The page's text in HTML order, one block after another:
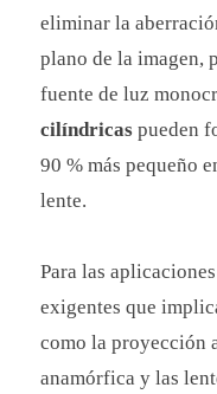
eliminar la
plano de la imagen,
fuente de luz
cilíndricas pueden
90 % más pequeño
lente.
Para las
exigentes que
como la proyección
anamórfica y las